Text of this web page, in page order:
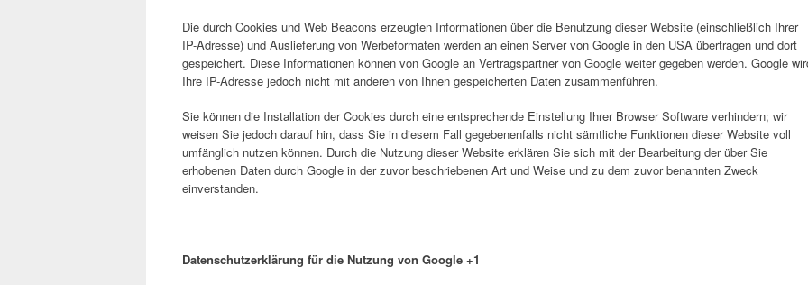
Die durch Cookies und Web Beacons erzeugten Informationen über die Benutzung dieser Website (einschließlich Ihrer
IP-Adresse) und Auslieferung von Werbeformaten werden an einen Server von Google in den USA übertragen und dort
gespeichert. Diese Informationen können von Google an Vertragspartner von Google weiter gegeben werden. Google
Ihre IP-Adresse jedoch nicht mit anderen von Ihnen gespeicherten Daten zusammenführen.
Sie können die Installation der Cookies durch eine entsprechende Einstellung Ihrer Browser Software verhindern; wir
weisen Sie jedoch darauf hin, dass Sie in diesem Fall gegebenenfalls nicht sämtliche Funktionen dieser Website voll
umfänglich nutzen können. Durch die Nutzung dieser Website erklären Sie sich mit der Bearbeitung der über Sie
erhobenen Daten durch Google in der zuvor beschriebenen Art und Weise und zu dem zuvor benannten Zweck
einverstanden.
Datenschutzerklärung für die Nutzung von Google +1